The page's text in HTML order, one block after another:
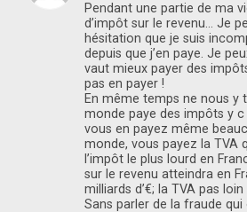
Pendant une partie de ma
d’impôt sur le revenu… Je
hésitation que je suis
depuis que j’en paye. Je
vaut mieux payer des
pas en payer !
En même temps ne nous y
monde paye des impôts y c
vous en payez même
monde, vous payez la TVA
l’impôt le plus lourd en
sur le revenu atteindra en
milliards d’€; la TVA pas
Sans parler de la fraude